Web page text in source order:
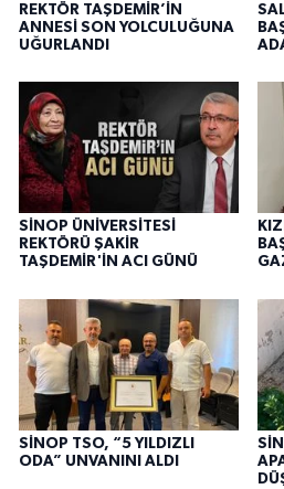
REKTÖR TAŞDEMİR’İN
ANNESİ SON YOLCULUĞUNA
UĞURLANDI
SİNOP ÜNİVERSİTESİ
REKTÖRÜ ŞAKİR
TAŞDEMİR'İN ACI GÜNÜ
SİNOP TSO, “5 YILDIZLI
ODA” UNVANINI ALDI